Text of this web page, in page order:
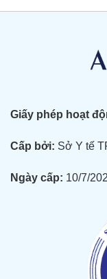
Giấy phép hoạt
Cấp bởi: Sở Y tế
Ngày cấp: 10/7/